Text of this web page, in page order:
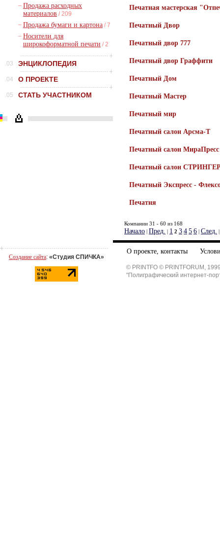
– Продажа расходных
материалов / 209
– Продажа бумаги и картона / 7
– Носители для
широкоформатной печати / 2
.03 ЭНЦИКЛОПЕДИЯ
.04 О ПРОЕКТЕ
.05 СТАТЬ УЧАСТНИКОМ
Создание сайта: «Студия СПИЧКА»
Печатная мастерская
Печатный Двор
Печатный двор 777
Печатный двор Граффити
Печатный Дом
Печатный Мастер
Печатный мир
Печатный салон Арсма-Т
Печатный салон МираПресс
Печатный салон
Печатный Экспресс -
Печатня
Компании 31 - 60 из 168
Начало | Пред. | 1 2 3 4 5 6 | След.
О проекте, контакты
© PRINTFO © PRINTFORUM,
"Полиграфический интернет-